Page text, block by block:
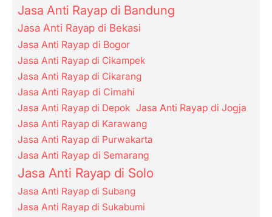
Jasa Anti Rayap di Bandung
Jasa Anti Rayap di Bekasi
Jasa Anti Rayap di Bogor
Jasa Anti Rayap di Cikampek
Jasa Anti Rayap di Cikarang
Jasa Anti Rayap di Cimahi
Jasa Anti Rayap di Depok Jasa Anti Rayap di Jogja
Jasa Anti Rayap di Karawang
Jasa Anti Rayap di Purwakarta
Jasa Anti Rayap di Semarang
Jasa Anti Rayap di Solo
Jasa Anti Rayap di Subang
Jasa Anti Rayap di Sukabumi